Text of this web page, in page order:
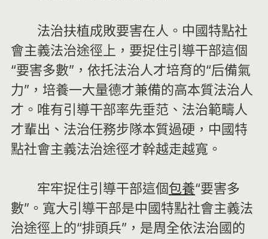
法治扶植成敗要害在人。中國特點社
會主義法治途徑上，要捉住引導干部這個
“要害多數”，依托法治人才培育的“后備氣
力”，培養一大量德才兼備的高本質法治人
才。唯有引導干部率先垂范、法治範疇人
才輩出、法治任務步隊本質過硬，中國特
點社會主義法治途徑才幹越走越寬。
牢牢捉住引導干部這個包養“要害多
數”。寬大引導干部是中國特點社會主義法
治途徑上的“排頭兵”，是周全依法治國的